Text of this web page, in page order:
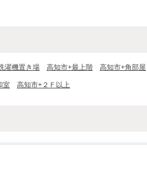
濯機置き場 高知市+最上階 高知市+角部屋
室 高知市+２Ｆ以上